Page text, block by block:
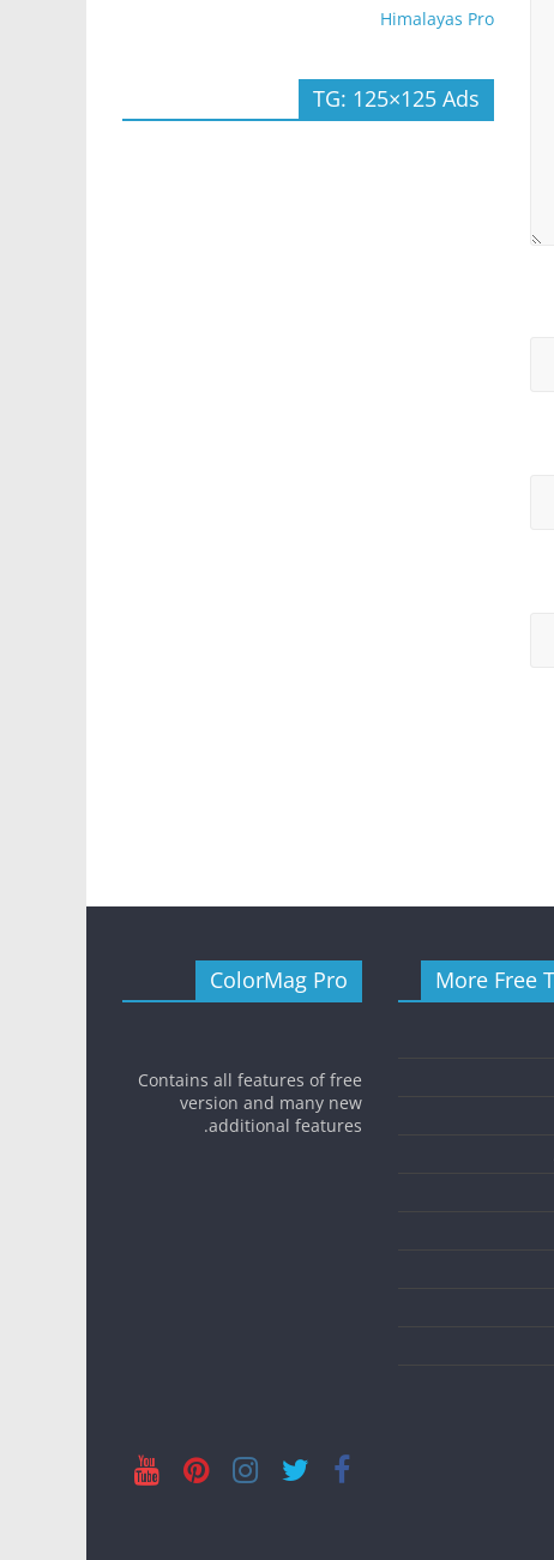
Himalayas Pro
TG: 125×125 Ads
More Free
ColorMag Pro
Contains all features of free
version and many new
additional features.